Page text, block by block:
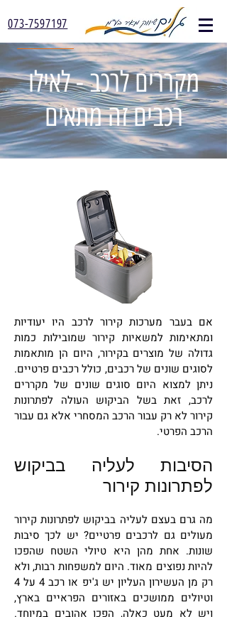
073-7597197
מקררים לרכב - לאילו
רכבים זה מתאים
אם בעבר מערכות קירור לרכב היו יעודיות
ומתאימות למשאיות קירור שמובילות כמות
גדולה של מוצרים בקירור, היום הן מותאמות
לסוגים שונים של רכבים, כולל רכבים פרטיים.
ניתן למצוא היום סוגים שונים של מקררים
לרכב, זאת בשל הביקוש העולה לפתרונות
קירור לא רק עבור הרכב המסחרי אלא גם עבור
הרכב הפרטי.
הסיבות לעליה בביקוש
לפתרונות קירור
מה גרם בעצם לעליה בביקוש לפתרונות קירור
מעולים גם לרכבים פרטיים? יש לכך סיבות
שונות. אחת מהן היא טיולי השטח שהפכו
להיות נפוצים מאוד. היום למשפחות רבות, ולא
רק מן העשירון העליון יש ג'יפ או רכב 4 על 4
וטיולים ממושכים באזורים הפראיים בארץ,
ויש לא מעט כאלה, הפכו אהובים במיוחד.